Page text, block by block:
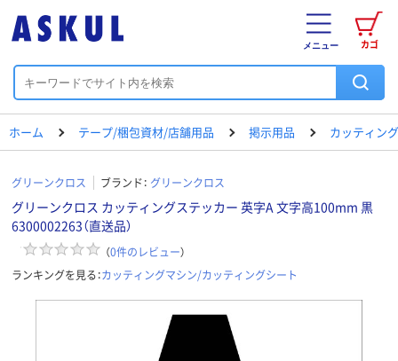
カゴ
メニュー
ホーム テープ/梱包資材/店舗用品 掲示用品 カッティン
グリーンクロス ブランド： グリーンクロス
グリーンクロス カッティングステッカー 英字A 文字高100mm 黒
6300002263（直送品）
（0件のレビュー）
ランキングを見る：カッティングマシン/カッティングシート